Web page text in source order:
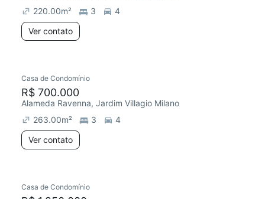
220.00m² 3
4
Ver contato
Casa de Condomínio
R$ 700.000
Alameda Ravenna, Jardim Villagio Milano
263.00m² 3
4
Ver contato
Casa de Condomínio